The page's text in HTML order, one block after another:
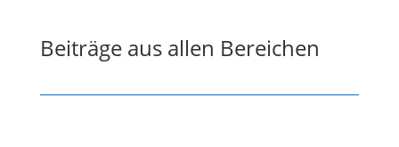
Beiträge aus allen Bereichen